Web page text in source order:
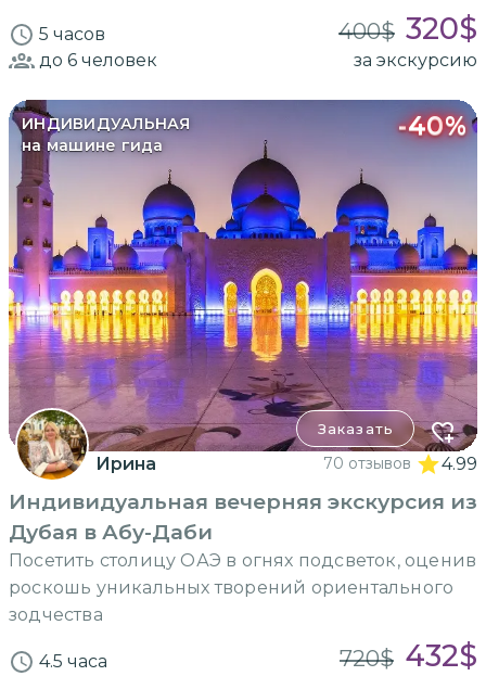
5 часов 400$ 320$
до 6 человек за экскурсию
ИНДИВИДУАЛЬНАЯ
на машине гида
-40%
Заказать
Ирина 70 отзывов 4.99
Индивидуальная вечерняя экскурсия из
Дубая в Абу-Даби
Посетить столицу ОАЭ в огнях подсветок, оценив
роскошь уникальных творений ориентального
зодчества
4.5 часа 720$ 432$